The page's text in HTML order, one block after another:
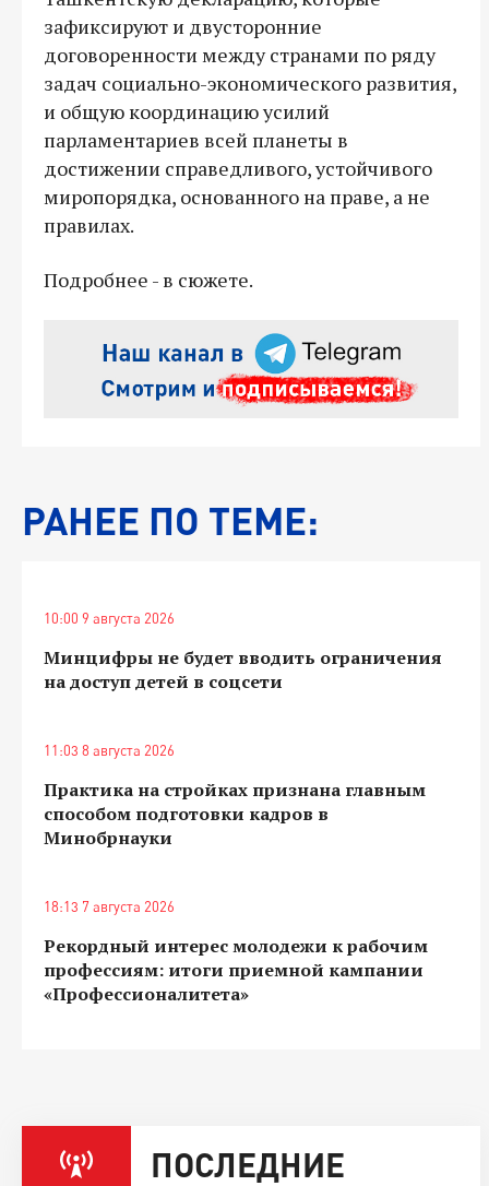
зафиксируют и двусторонние
договоренности между странами по ряду
задач социально-экономического развития,
и общую координацию усилий
парламентариев всей планеты в
достижении справедливого, устойчивого
миропорядка, основанного на праве, а не
правилах.
Подробнее - в сюжете.
РАНЕЕ ПО ТЕМЕ:
10:00 9 августа 2026
Минцифры не будет вводить ограничения
на доступ детей в соцсети
11:03 8 августа 2026
Практика на стройках признана главным
способом подготовки кадров в
Минобрнауки
18:13 7 августа 2026
Рекордный интерес молодежи к рабочим
профессиям: итоги приемной кампании
«Профессионалитета»
ПОСЛЕДНИЕ